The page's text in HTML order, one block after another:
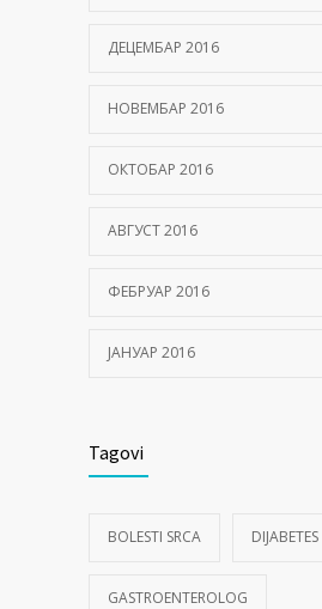
ДЕЦЕМБАР 2016
НОВЕМБАР 2016
ОКТОБАР 2016
АВГУСТ 2016
ФЕБРУАР 2016
ЈАНУАР 2016
Tagovi
BOLESTI SRCA DIJABETES
GASTROENTEROLOG